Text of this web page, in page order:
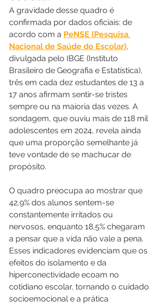
A gravidade desse quadro é
confirmada por dados oficiais: de
acordo com a PeNSE (Pesquisa
Nacional de Saúde do Escolar),
divulgada pelo IBGE (Instituto
Brasileiro de Geografia e Estatística),
três em cada dez estudantes de 13 a
17 anos afirmam sentir-se tristes
sempre ou na maioria das vezes. A
sondagem, que ouviu mais de 118 mil
adolescentes em 2024, revela ainda
que uma proporção semelhante já
teve vontade de se machucar de
propósito.
O quadro preocupa ao mostrar que
42,9% dos alunos sentem-se
constantemente irritados ou
nervosos, enquanto 18,5% chegaram
a pensar que a vida não vale a pena.
Esses indicadores evidenciam que os
efeitos do isolamento e da
hiperconectividade ecoam no
cotidiano escolar, tornando o cuidado
socioemocional e a prática